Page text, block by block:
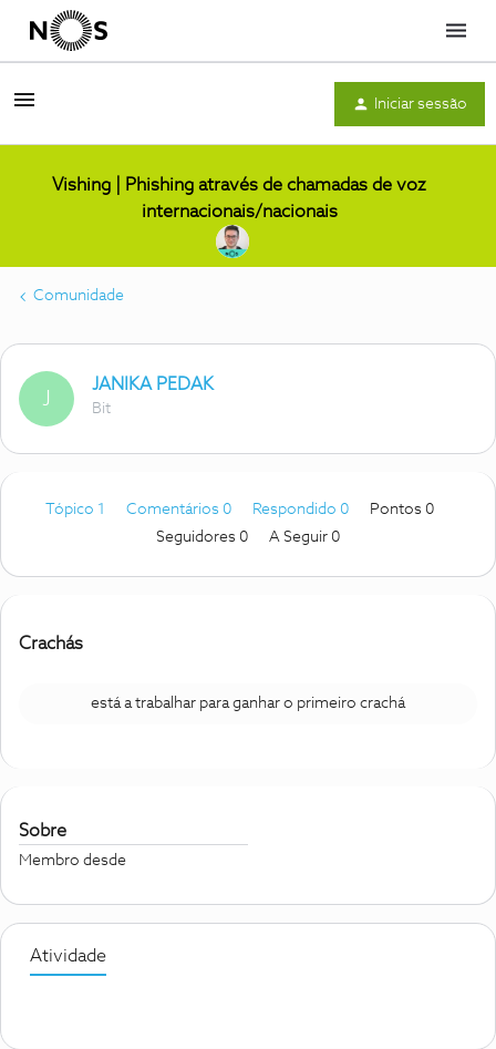
Menu
Iniciar sessão
Vishing | Phishing através de chamadas de voz
internacionais/nacionais
Comunidade
J
JANIKA PEDAK
Bit
Tópico 1 Comentários 0 Respondido 0
Pontos 0
Seguidores 0 A Seguir 0
Crachás
está a trabalhar para ganhar o primeiro crachá
Sobre
Membro desde
Atividade